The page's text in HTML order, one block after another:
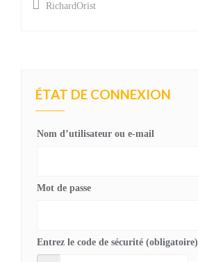
RichardOrist
ÉTAT DE CONNEXION
Nom d’utilisateur ou e-mail
Mot de passe
Entrez le code de sécurité (obligatoire)